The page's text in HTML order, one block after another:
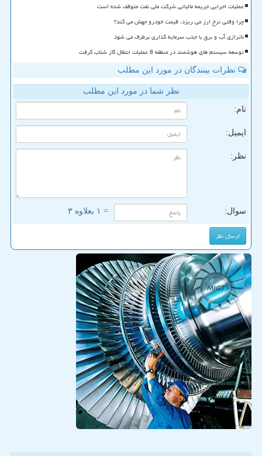
عملیات اجرایی جریمه مالیاتی شرکت ملی نفت متوقف شده است
چرا وقتی نرخ ارز می ریزد، قیمت خودرو جهش می کند؟
ناترازی آب و برق با جذب سرمایه گذاری برطرف می شود
توسعه سیستم های هوشمند در منطقه 8 عملیات انتقال گاز شتاب گرفت
نظرات بینندگان در مورد این مطلب
نظر شما در مورد این مطلب
نام:
ایمیل:
نظر:
سوال: = ۱ بعلاوه ۳